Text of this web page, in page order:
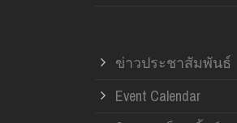
ข่าวประชาสัมพันธ์
Event Calendar